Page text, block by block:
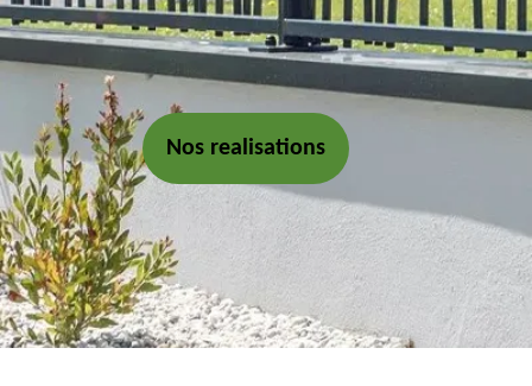
Nos realisations